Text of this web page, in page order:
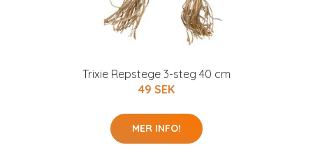
Trixie Repstege 3-steg 40 cm
49 SEK
MER INFO!